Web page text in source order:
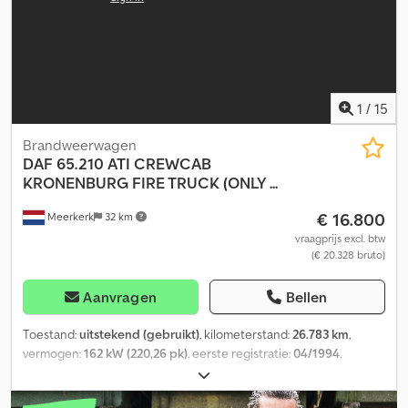
Cjdozp Uwtspfx Aqlorf Optische staat: zeer goed
1 / 15
Meerkerk 32 km
Brandweerwagen
DAF 65.210 ATI CREWCAB
KRONENBURG FIRE TRUCK (ONLY ...
€ 16.800
vraagprijs excl. btw
(€ 20.328 bruto)
Aanvragen Bellen
Toestand:uitstekend (gebruikt), kilometerstand:26.783 km,
vermogen:162 kW (220,26 pk), eerste registratie:04/1994,
, bandenmaten:
4x2, wielbasis:3.800 mm, brandstof:diesel,